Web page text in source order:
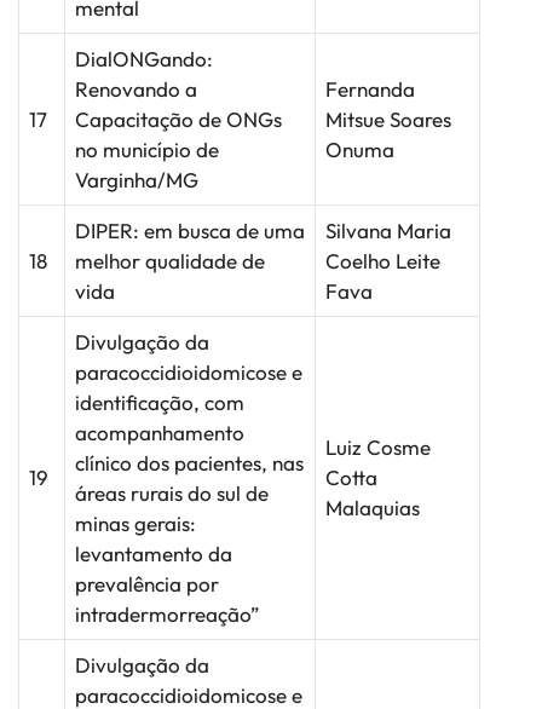
mental
17
DialONGando:
Renovando a
Capacitação de ONGs
no município de
Varginha/MG
Fernanda
Mitsue Soares
Onuma
18
DIPER: em busca de uma
melhor qualidade de
vida
Silvana Maria
Coelho Leite
Fava
19
Divulgação da
paracoccidioidomicose e
identificação, com
acompanhamento
clínico dos pacientes, nas
áreas rurais do sul de
minas gerais:
levantamento da
prevalência por
intradermorreação”
Luiz Cosme
Cotta
Malaquias
Divulgação da
paracoccidioidomicose e